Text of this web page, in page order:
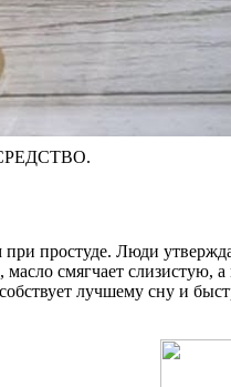
простуде. Люди
смягчает
лучшему сну и